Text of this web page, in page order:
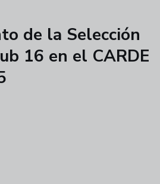
de la Selección
16 en el CARDE